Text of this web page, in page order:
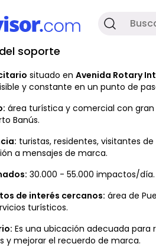
soporte
situado en Avenida Rotary
y constante en un punto de
área turística y comercial con
Banús.
turistas, residentes, visitantes
a mensajes de marca.
30.000 - 55.000 impactos/día.
de interés cercanos: área de
turísticos.
Es una ubicación adecuada
y mejorar el recuerdo de marca.